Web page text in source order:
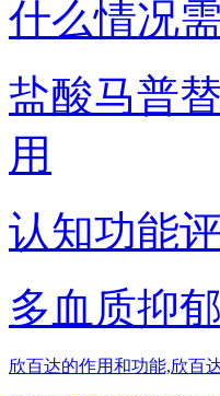
什么情况
盐酸马普
用
认知功能
多血质抑
欣百达的作用和功能,欣百